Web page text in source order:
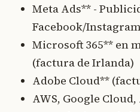
Meta Ads** -
Facebook/
Microsoft 365** en
(factura de Irlanda)
Adobe Cloud**
AWS, Google